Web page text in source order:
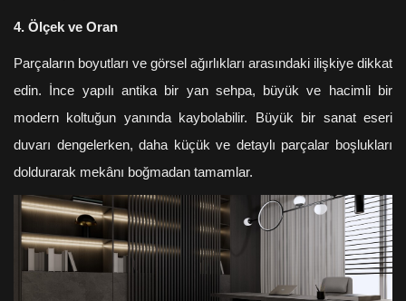
4. Ölçek ve Oran
Parçaların boyutları ve görsel ağırlıkları arasındaki ilişkiye dikkat
edin. İnce yapılı antika bir yan sehpa, büyük ve hacimli bir
modern koltuğun yanında kaybolabilir. Büyük bir sanat eseri
duvarı dengelerken, daha küçük ve detaylı parçalar boşlukları
doldurarak mekânı boğmadan tamamlar.